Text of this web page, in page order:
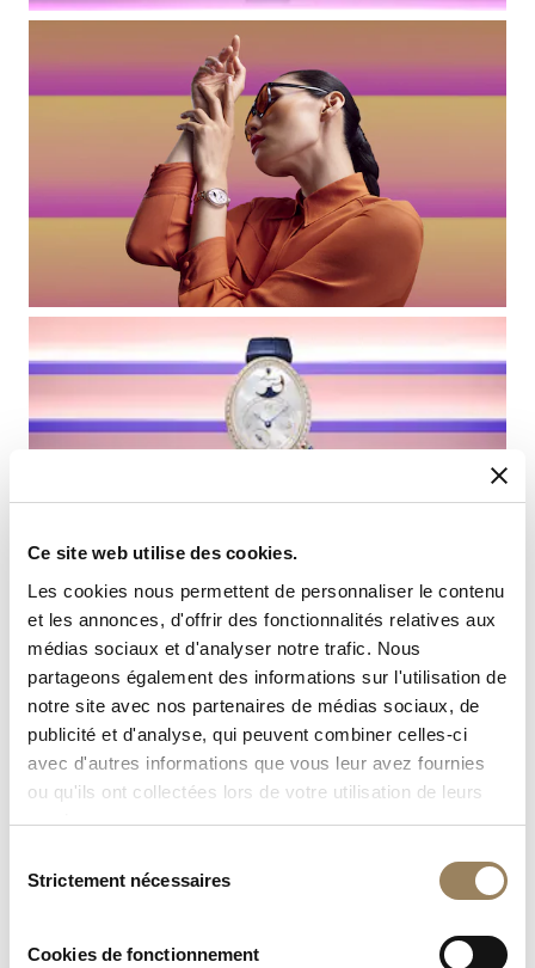
Ce site web utilise des cookies.
Les cookies nous permettent de personnaliser le contenu
et les annonces, d'offrir des fonctionnalités relatives aux
médias sociaux et d'analyser notre trafic. Nous
partageons également des informations sur l'utilisation de
notre site avec nos partenaires de médias sociaux, de
publicité et d'analyse, qui peuvent combiner celles-ci
avec d'autres informations que vous leur avez fournies
ou qu'ils ont collectées lors de votre utilisation de leurs
services.
duStrictement nécessaires
Cookies de fonctionnement NOUVEAUTÉ